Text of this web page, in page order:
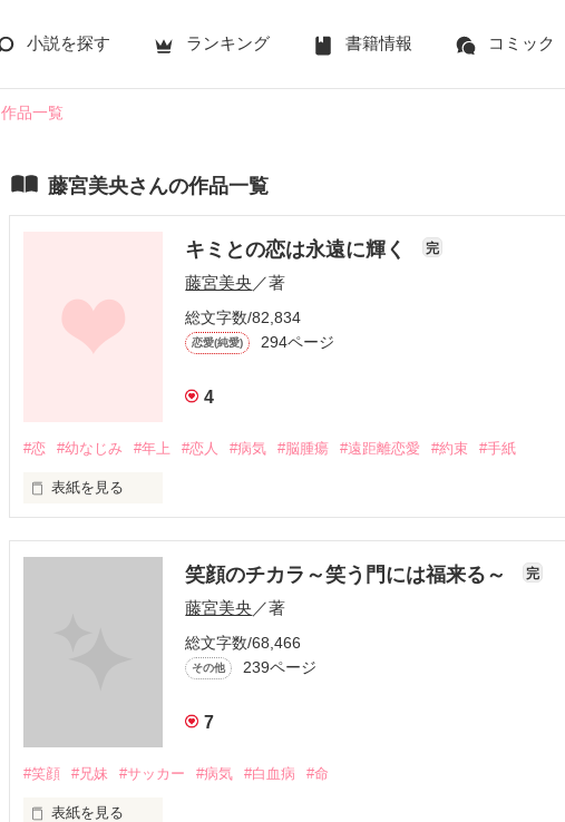
小説を探す ランキング 書籍情報 コミック
作品一覧
藤宮美央さんの作品一覧
キミとの恋は永遠に輝く 完
藤宮美央 ／著
総文字数/82,834
恋愛(純愛) 294ページ
4
#恋 #幼なじみ #年上 #恋人 #病気 #脳腫瘍 #遠距離恋愛 #約束 #手紙
表紙を見る
それは、恋人たちの愛が深まる日。
だけど、私にとってのクリスマスは、もっと特別。
クリスマスのプレゼント
笑顔のチカラ～笑う門には福来る～ 完
藤宮美央 ／著
総文字数/68,466
その他 239ページ
7
#笑顔 #兄妹 #サッカー #病気 #白血病 #命
表紙を見る